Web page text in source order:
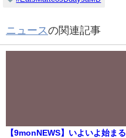
ニュースの関連記事
【9monNEWS】いよいよ始まる